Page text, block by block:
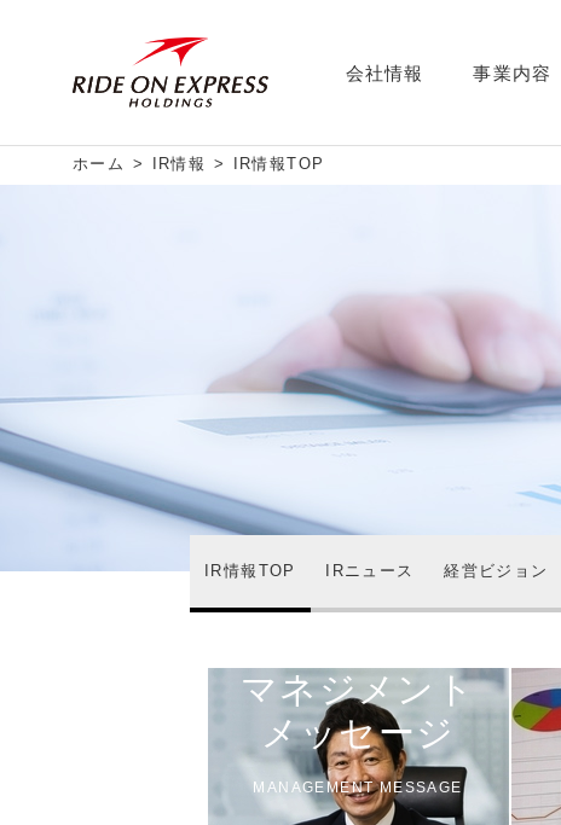
会社情報 事業内容
ホーム IR情報 IR情報TOP
IR情報TOP IRニュース 経営ビジョン
マネジメント
メッセージ
MANAGEMENT MESSAGE